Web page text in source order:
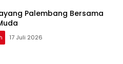
Palembang Bersama
17 Juli 2026